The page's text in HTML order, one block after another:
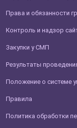
Права и обязанности
Контроль и надзор
Закупки у СМП
Результаты
Положение о системе
Правила
Политика обработки